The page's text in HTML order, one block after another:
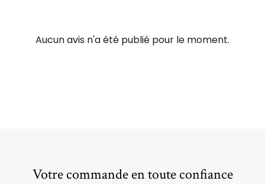
Aucun avis n'a été publié pour le moment.
Votre commande en toute confiance